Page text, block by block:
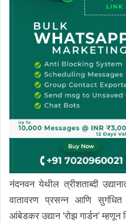
नंदनवन येथील त्रीशताब्दी
वातावरण प्रसन्न आणि सुगंधित
आंबेडकर उद्यान ‘रोझ गार्डन’